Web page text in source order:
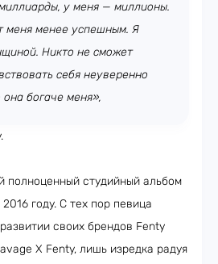
у меня — миллионы.
меня менее успешным. Я
Никто не сможет
себя неуверенно
она богаче меня»,
полноценный студийный альбом
году. С тех пор певица
своих брендов Fenty
X Fenty, лишь изредка радуя